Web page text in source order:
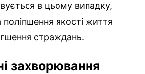
в цьому випадку,
якості життя
страждань.
захворювання